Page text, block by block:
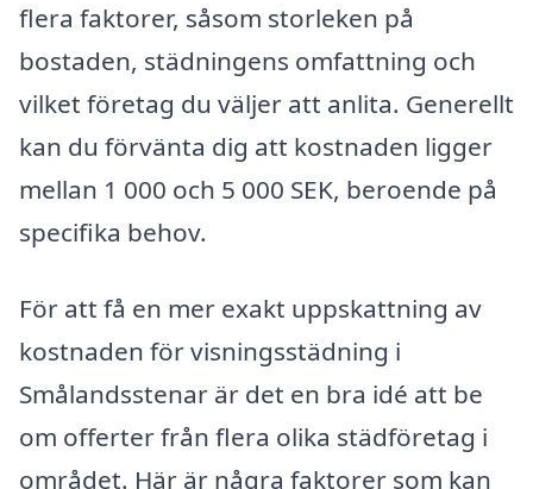
flera faktorer, såsom storleken på
bostaden, städningens omfattning och
vilket företag du väljer att anlita. Generellt
kan du förvänta dig att kostnaden ligger
mellan 1 000 och 5 000 SEK, beroende på
specifika behov.
För att få en mer exakt uppskattning av
kostnaden för visningsstädning i
Smålandsstenar är det en bra idé att be
om offerter från flera olika städföretag i
området. Här är några faktorer som kan